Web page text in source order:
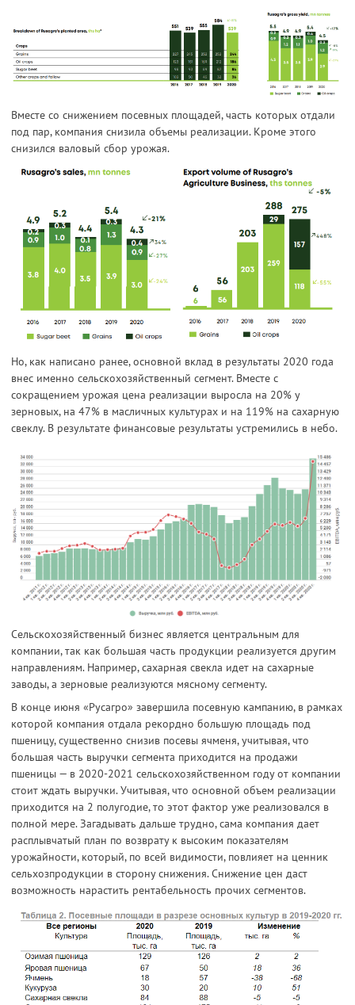
Вместе со снижением посевных площадей, часть которых отдали
под пар, компания снизила объемы реализации. Кроме этого
снизился валовый сбор урожая.
Но, как написано ранее, основной вклад в результаты 2020 года
внес именно сельскохозяйственный сегмент. Вместе с
сокращением урожая цена реализации выросла на 20% у
зерновых, на 47% в масличных культурах и на 119% на сахарную
свеклу. В результате финансовые результаты устремились в небо.
Сельскохозяйственный бизнес является центральным для
компании, так как большая часть продукции реализуется другим
направлениям. Например, сахарная свекла идет на сахарные
заводы, а зерновые реализуются мясному сегменту.
В конце июня «Русагро» завершила посевную кампанию, в рамках
которой компания отдала рекордно большую площадь под
пшеницу, существенно снизив посевы ячменя, учитывая, что
большая часть выручки сегмента приходится на продажи
пшеницы — в 2020-2021 сельскохозяйственном году от компании
стоит ждать выручки. Учитывая, что основной объем реализации
приходится на 2 полугодие, то этот фактор уже реализовался в
полной мере. Загадывать дальше трудно, сама компания дает
расплывчатый план по возврату к высоким показателям
урожайности, который, по всей видимости, повлияет на ценник
сельхозпродукции в сторону снижения. Снижение цен даст
возможность нарастить рентабельность прочих сегментов.